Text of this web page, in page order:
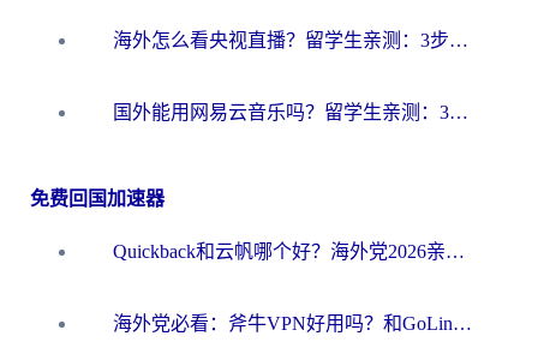
海外怎么看央视直播？留学生亲测：3步解决版权限制+追剧自由
国外能用网易云音乐吗？留学生亲测：3步解决海外听歌难题
免费回国加速器
Quickback和云帆哪个好？海外党2026亲测指南：选对加速器大陆工具，无缝刷国内剧玩国服
海外党必看：斧牛VPN好用吗？和GoLinkVPN对比哪个回国效果更好？